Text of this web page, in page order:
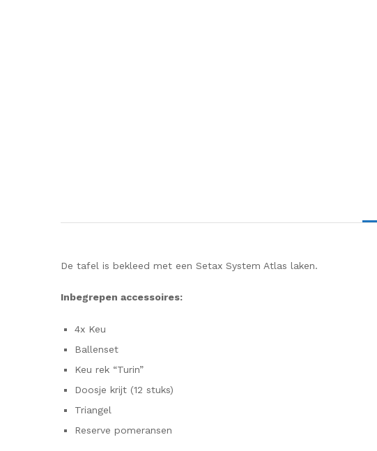
De tafel is bekleed met een Setax System Atlas laken.
Inbegrepen accessoires:
4x Keu
Ballenset
Keu rek “Turin”
Doosje krijt (12 stuks)
Triangel
Reserve pomeransen